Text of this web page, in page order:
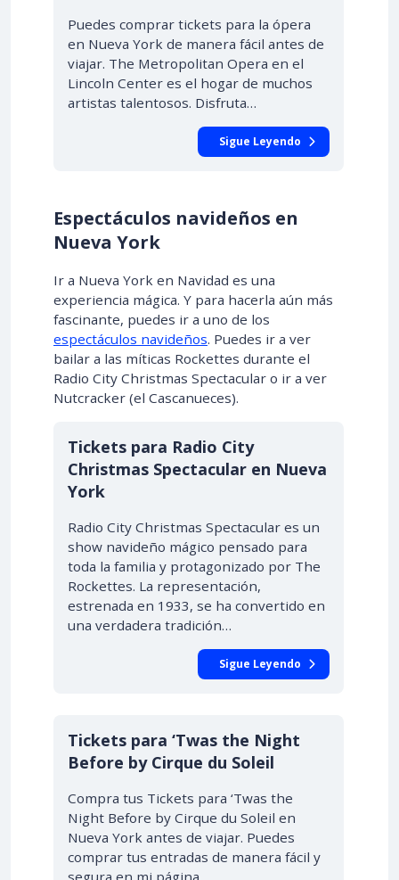
Puedes comprar tickets para la ópera
en Nueva York de manera fácil antes de
viajar. The Metropolitan Opera en el
Lincoln Center es el hogar de muchos
artistas talentosos. Disfruta…
Sigue Leyendo
Espectáculos navideños en
Nueva York
Ir a Nueva York en Navidad es una
experiencia mágica. Y para hacerla aún más
fascinante, puedes ir a uno de los
espectáculos navideños. Puedes ir a ver
bailar a las míticas Rockettes durante el
Radio City Christmas Spectacular o ir a ver
Nutcracker (el Cascanueces).
Tickets para Radio City
Christmas Spectacular en Nueva
York
Radio City Christmas Spectacular es un
show navideño mágico pensado para
toda la familia y protagonizado por The
Rockettes. La representación,
estrenada en 1933, se ha convertido en
una verdadera tradición…
Sigue Leyendo
Tickets para ‘Twas the Night
Before by Cirque du Soleil
Compra tus Tickets para ‘Twas the
Night Before by Cirque du Soleil en
Nueva York antes de viajar. Puedes
comprar tus entradas de manera fácil y
segura en mi página,…